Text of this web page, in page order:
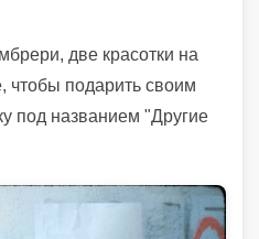
две красотки на
чтобы подарить своим
под названием "Другие